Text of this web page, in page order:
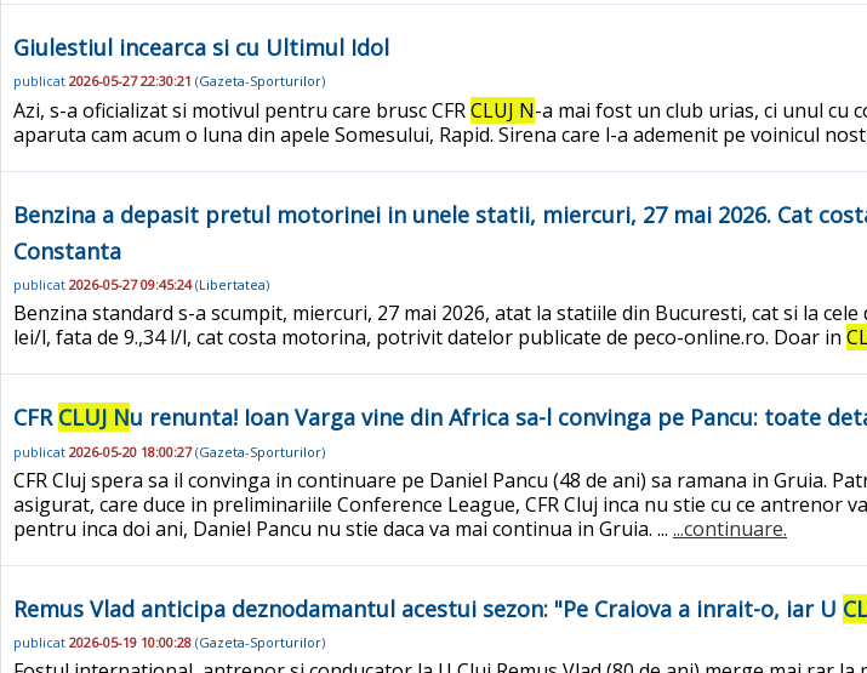
Giulestiul incearca si cu Ultimul Idol
publicat 2026-05-27 22:30:21 (Gazeta-Sporturilor)
Azi, s-a oficializat si motivul pentru care brusc CFRCLUJ N-a mai fost un club urias, ci unul cu
aparuta cam acum o luna din apele Somesului, Rapid. Sirena care l-a ademenit pe voinicul
Benzina a depasit pretul motorinei in unele statii, miercuri, 27 mai 2026. Cat
Constanta
publicat 2026-05-27 09:45:24(Libertatea)
Benzina standard s-a scumpit, miercuri, 27 mai 2026, atat la statiile din Bucuresti, cat si la
lei/l, fata de 9.,34 l/l, cat costa motorina, potrivit datelor publicate de peco-online.ro. Doar in
CFR CLUJ Nu renunta! Ioan Varga vine din Africa sa-l convinga pe Pancu: toate
publicat 2026-05-20 18:00:27(Gazeta-Sporturilor)
CFR Cluj spera sa il convinga in continuare pe Daniel Pancu (48 de ani) sa ramana in Gruia.
asigurat, care duce in preliminariile Conference League, CFR Cluj inca nu stie cu ce
pentru inca doi ani, Daniel Pancu nu stie daca va mai continua in Gruia. ... ...continuare.
Remus Vlad anticipa deznodamantul acestui sezon: "Pe Craiova a inrait-o, iar U
publicat 2026-05-19 10:00:28 (Gazeta-Sporturilor)